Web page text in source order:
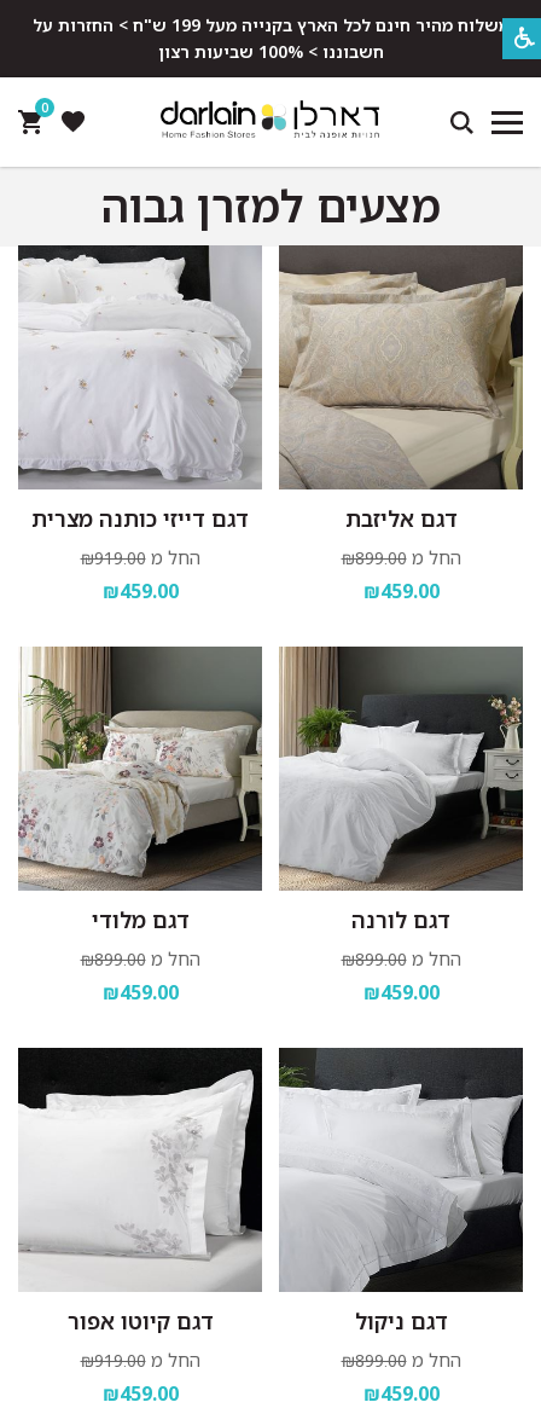
משלוח מהיר חינם לכל הארץ בקנייה מעל 199 ש"ח > החזרות על
חשבוננו > 100% שביעות רצון
0
מצעים למזרן גבוה
דגם אליזבת
החל מ ₪899.00
₪459.00
דגם דייזי כותנה מצרית
החל מ ₪919.00
₪459.00
דגם לורנה
החל מ ₪899.00
₪459.00
דגם מלודי
החל מ ₪899.00
₪459.00
דגם ניקול
החל מ ₪899.00
₪459.00
דגם קיוטו אפור
החל מ ₪919.00
₪459.00